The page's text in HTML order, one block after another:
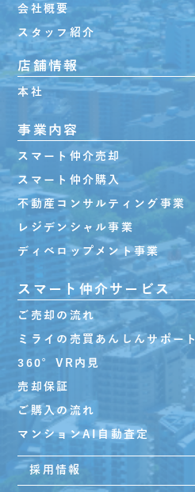
会社概要
スタッフ紹介
店舗情報
本社
事業内容
スマート仲介売却
スマート仲介購入
不動産コンサルティング事業
レジデンシャル事業
ディベロップメント事業
スマート仲介サービス
ご売却の流れ
ミライの売買あんしんサポート
360°VR内見
売却保証
ご購入の流れ
マンションAI自動査定
採用情報